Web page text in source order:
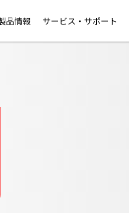
品情報 サービス・サポート